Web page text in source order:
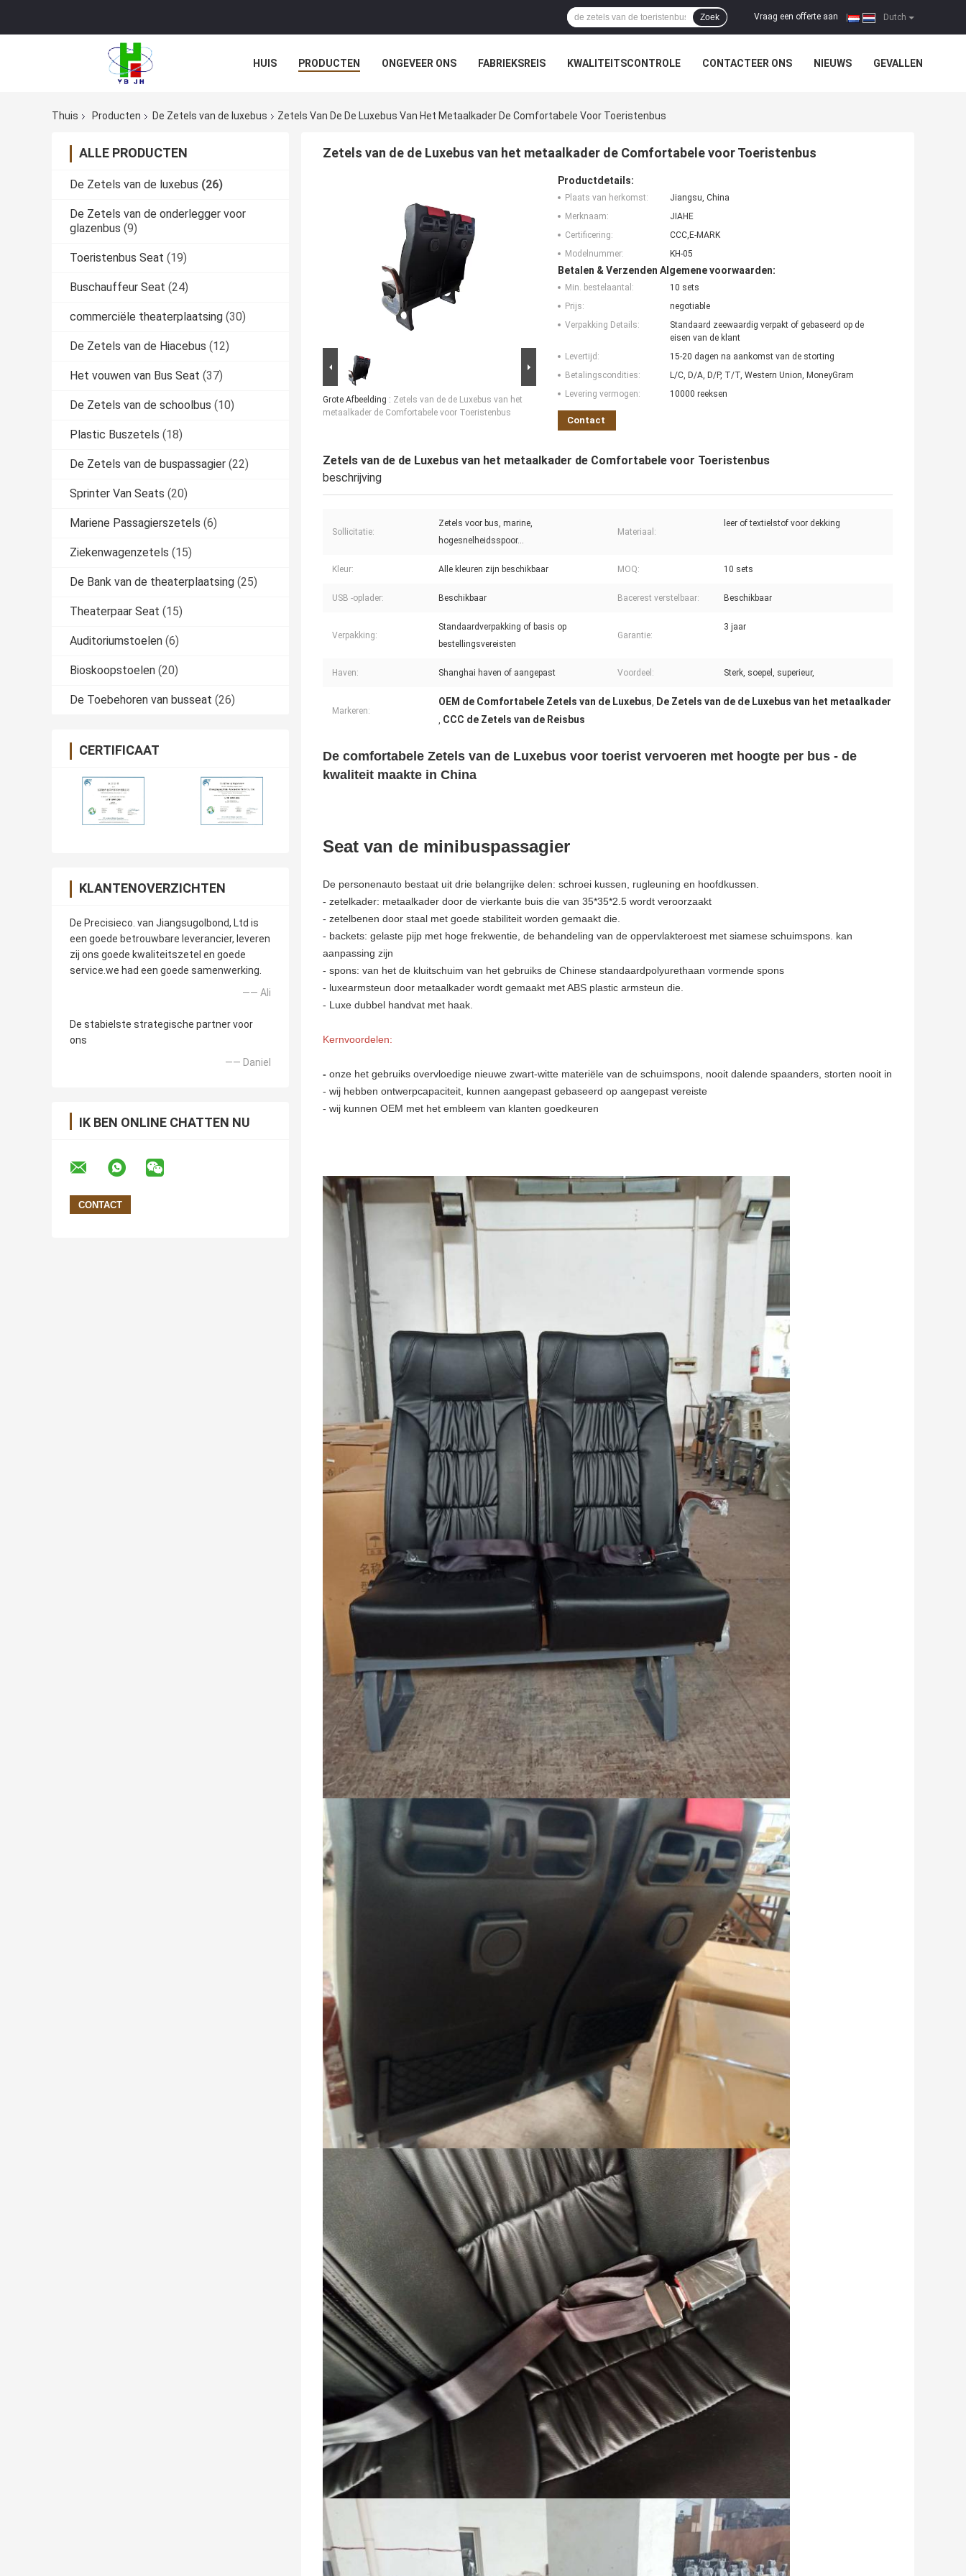
Dutch
Vraag een offerte aan
Zoek
HUIS PRODUCTEN ONGEVEER ONS FABRIEKSREIS KWALITEITSCONTROLE CONTACTEER ONS NIEUWS GEVALLEN
Thuis Producten De Zetels van de luxebus Zetels Van De De Luxebus Van Het Metaalkader De Comfortabele Voor Toeristenbus
ALLE PRODUCTEN
De Zetels van de luxebus (26)
De Zetels van de onderlegger voor
glazenbus (9)
Toeristenbus Seat (19)
Buschauffeur Seat (24)
commerciële theaterplaatsing (30)
De Zetels van de Hiacebus (12)
Het vouwen van Bus Seat (37)
De Zetels van de schoolbus (10)
Plastic Buszetels (18)
De Zetels van de buspassagier (22)
Sprinter Van Seats (20)
Mariene Passagierszetels (6)
Ziekenwagenzetels (15)
De Bank van de theaterplaatsing (25)
Theaterpaar Seat (15)
Auditoriumstoelen (6)
Bioskoopstoelen (20)
De Toebehoren van busseat (26)
CERTIFICAAT
KLANTENOVERZICHTEN
De Precisieco. van Jiangsugolbond, Ltd is
een goede betrouwbare leverancier, leveren
zij ons goede kwaliteitszetel en goede
service.we had een goede samenwerking.
—— Ali
De stabielste strategische partner voor
ons
—— Daniel
IK BEN ONLINE CHATTEN NU
Zetels van de de Luxebus van het metaalkader de Comfortabele voor Toeristenbus
Grote Afbeelding : Zetels van de de Luxebus van het
metaalkader de Comfortabele voor Toeristenbus
Productdetails:
Plaats van herkomst:
Jiangsu, China
Merknaam:
JIAHE
Certificering:
CCC,E-MARK
Modelnummer:
KH-05
Betalen & Verzenden Algemene voorwaarden:
Min. bestelaantal:
10 sets
Prijs:
negotiable
Verpakking Details:
Standaard zeewaardig verpakt of gebaseerd op de
eisen van de klant
Levertijd:
15-20 dagen na aankomst van de storting
Betalingscondities:
L/C, D/A, D/P, T/T, Western Union, MoneyGram
Levering vermogen:
10000 reeksen
Contact
Zetels van de de Luxebus van het metaalkader de Comfortabele voor Toeristenbus
beschrijving
Sollicitatie:
Zetels voor bus, marine,
hogesnelheidsspoor...
Materiaal:
leer of textielstof voor dekking
Kleur: Alle kleuren zijn beschikbaar MOQ: 10 sets
USB -oplader: Beschikbaar Bacerest verstelbaar: Beschikbaar
Verpakking:
Standaardverpakking of basis op
bestellingsvereisten
Garantie:
3 jaar
Haven: Shanghai haven of aangepast Voordeel: Sterk, soepel, superieur,
Markeren:
OEM de Comfortabele Zetels van de Luxebus, De Zetels van de de Luxebus van het metaalkader
, CCC de Zetels van de Reisbus
De comfortabele Zetels van de Luxebus voor toerist vervoeren met hoogte per bus - de
kwaliteit maakte in China
Seat van de minibuspassagier
De personenauto bestaat uit drie belangrijke delen: schroei kussen, rugleuning en hoofdkussen.
- zetelkader: metaalkader door de vierkante buis die van 35*35*2.5 wordt veroorzaakt
- zetelbenen door staal met goede stabiliteit worden gemaakt die.
- backets: gelaste pijp met hoge frekwentie, de behandeling van de oppervlakteroest met siamese schuimspons. kan
aanpassing zijn
- spons: van het de kluitschuim van het gebruiks de Chinese standaardpolyurethaan vormende spons
- luxearmsteun door metaalkader wordt gemaakt met ABS plastic armsteun die.
- Luxe dubbel handvat met haak.
Kernvoordelen:
- onze het gebruiks overvloedige nieuwe zwart-witte materiële van de schuimspons, nooit dalende spaanders, storten nooit in
- wij hebben ontwerpcapaciteit, kunnen aangepast gebaseerd op aangepast vereiste
- wij kunnen OEM met het embleem van klanten goedkeuren